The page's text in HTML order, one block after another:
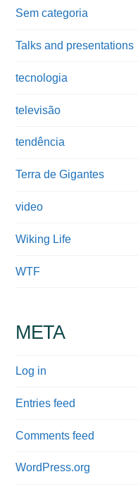
Sem categoria
Talks and presentations
tecnologia
televisão
tendência
Terra de Gigantes
video
Wiking Life
WTF
META
Log in
Entries feed
Comments feed
WordPress.org